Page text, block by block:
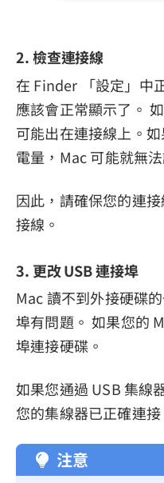
2. 檢查連接線
在 Finder 「設定」中
應該會正常顯示了。
可能出在連接線上。
電量，Mac 可能就無
因此，請確保您的連
接線。
3. 更改 USB 連接埠
Mac 讀不到外接硬碟
埠有問題。 如果您的
埠連接硬碟。
如果您通過 USB 集線
您的集線器已正確連
注意